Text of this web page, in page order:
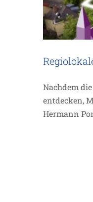
Nachdem
entdecken,
Hermann